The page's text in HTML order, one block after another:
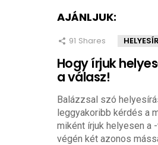
AJÁNLJUK:
91 Shares
Hogy írjuk
a válasz!
Balázzsal szó
leggyakoribb kérdés a
miként írjuk helyesen a
végén két azonos